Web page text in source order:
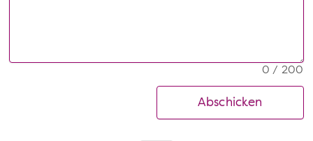
0 / 200
Abschicken